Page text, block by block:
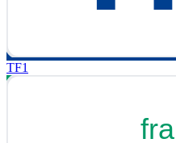
TF1